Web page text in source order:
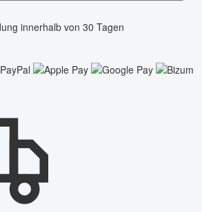
innerhalb von 30 Tagen